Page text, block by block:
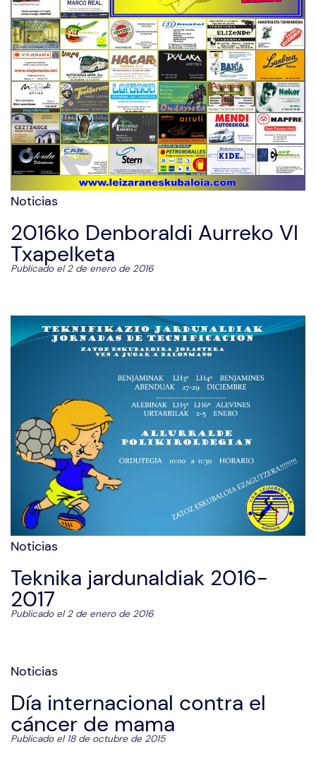
Noticias
2016ko Denboraldi Aurreko VI
Txapelketa
Publicado el 2 de enero de 2016
Noticias
Teknika jardunaldiak 2016-
2017
Publicado el 2 de enero de 2016
Noticias
Día internacional contra el
cáncer de mama
Publicado el 18 de octubre de 2015